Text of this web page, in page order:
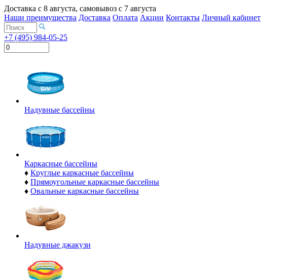
Доставка с 8 августа, самовывоз с 7 августа
Наши преимущества Доставка Оплата Акции Контакты Личный кабинет
+7 (495) 984-05-25
Надувные бассейны
Каркасные бассейны
♦ Круглые каркасные бассейны
♦ Прямоугольные каркасные бассейны
♦ Овальные каркасные бассейны
Надувные джакузи